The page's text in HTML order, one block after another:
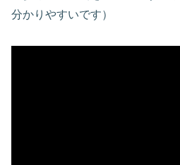
分かりやすいです）